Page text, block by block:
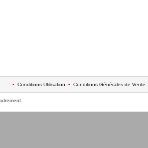
• Conditions Utilisation • Conditions Générales de Vente